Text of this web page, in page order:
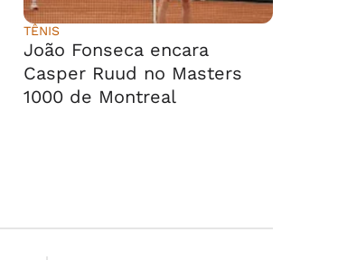
TÊNIS
João Fonseca encara
Casper Ruud no Masters
1000 de Montreal